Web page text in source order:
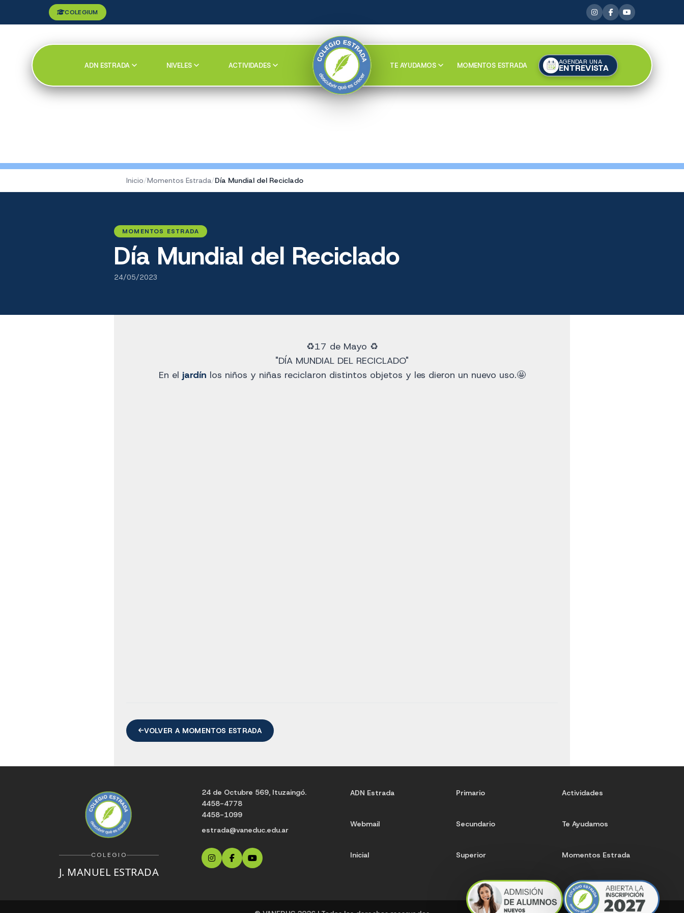
COLEGIUM
ADN ESTRADA NIVELES ACTIVIDADES TE AYUDAMOS MOMENTOS ESTRADA AGENDAR UNA
ENTREVISTA
Inicio/Momentos Estrada/Día Mundial del Reciclado
MOMENTOS ESTRADA
Día Mundial del Reciclado
24/05/2023
♻️17 de Mayo ♻️
"DÍA MUNDIAL DEL RECICLADO"
En el jardín los niños y niñas reciclaron distintos objetos y les dieron un nuevo uso.🤩
VOLVER A MOMENTOS ESTRADA
COLEGIO
J. MANUEL ESTRADA
24 de Octubre 569, Ituzaingó.
4458-4778
4458-1099
estrada@vaneduc.edu.ar
ADN Estrada
Webmail
Inicial
Primario
Secundario
Superior
Actividades
Te Ayudamos
Momentos Estrada